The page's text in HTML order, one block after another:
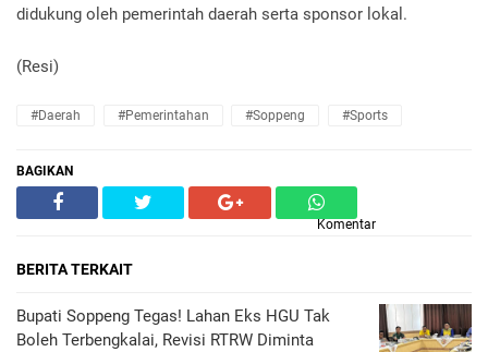
didukung oleh pemerintah daerah serta sponsor lokal.
(Resi)
#Daerah #Pemerintahan #Soppeng #Sports
BAGIKAN
Komentar
BERITA TERKAIT
Bupati Soppeng Tegas! Lahan Eks HGU Tak
Boleh Terbengkalai, Revisi RTRW Diminta